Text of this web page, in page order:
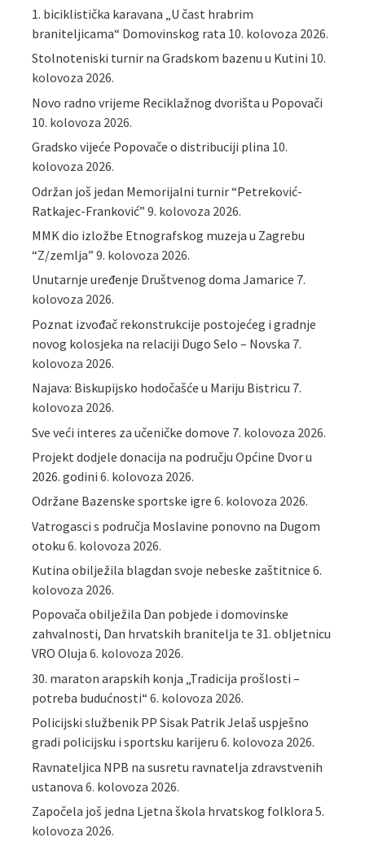
1. biciklistička karavana „U čast hrabrim
braniteljicama“ Domovinskog rata 10. kolovoza 2026.
Stolnoteniski turnir na Gradskom bazenu u Kutini 10.
kolovoza 2026.
Novo radno vrijeme Reciklažnog dvorišta u Popovači
10. kolovoza 2026.
Gradsko vijeće Popovače o distribuciji plina 10.
kolovoza 2026.
Održan još jedan Memorijalni turnir “Petreković-
Ratkajec-Franković” 9. kolovoza 2026.
MMK dio izložbe Etnografskog muzeja u Zagrebu
“Z/zemlja” 9. kolovoza 2026.
Unutarnje uređenje Društvenog doma Jamarice 7.
kolovoza 2026.
Poznat izvođač rekonstrukcije postojećeg i gradnje
novog kolosjeka na relaciji Dugo Selo – Novska 7.
kolovoza 2026.
Najava: Biskupijsko hodočašće u Mariju Bistricu 7.
kolovoza 2026.
Sve veći interes za učeničke domove 7. kolovoza 2026.
Projekt dodjele donacija na području Općine Dvor u
2026. godini 6. kolovoza 2026.
Održane Bazenske sportske igre 6. kolovoza 2026.
Vatrogasci s područja Moslavine ponovno na Dugom
otoku 6. kolovoza 2026.
Kutina obilježila blagdan svoje nebeske zaštitnice 6.
kolovoza 2026.
Popovača obilježila Dan pobjede i domovinske
zahvalnosti, Dan hrvatskih branitelja te 31. obljetnicu
VRO Oluja 6. kolovoza 2026.
30. maraton arapskih konja „Tradicija prošlosti –
potreba budućnosti“ 6. kolovoza 2026.
Policijski službenik PP Sisak Patrik Jelaš uspješno
gradi policijsku i sportsku karijeru 6. kolovoza 2026.
Ravnateljica NPB na susretu ravnatelja zdravstvenih
ustanova 6. kolovoza 2026.
Započela još jedna Ljetna škola hrvatskog folklora 5.
kolovoza 2026.